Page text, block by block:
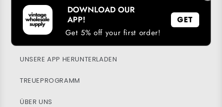
E-Mail
→
UNSERE APP HERUNTERLADEN
TREUEPROGRAMM
ÜBER UNS
DOWNLOAD OUR
APP!
Get 5% off your first order!
GET